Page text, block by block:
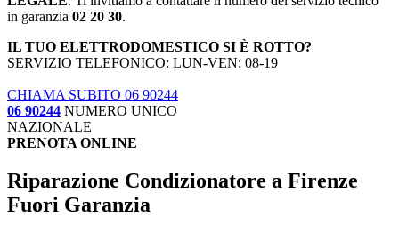
in garanzia 02 20 30.
IL TUO ELETTRODOMESTICO SI È ROTTO?
SERVIZIO TELEFONICO: LUN-VEN: 08-19
CHIAMA SUBITO 06 90244
06 90244 NUMERO UNICO
NAZIONALE
PRENOTA ONLINE
Riparazione Condizionatore a Firenze
Fuori Garanzia